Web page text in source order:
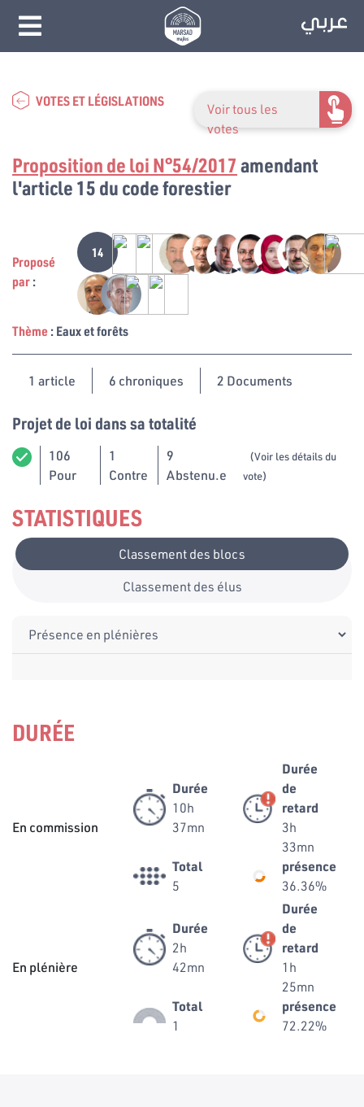
VOTES ET LÉGISLATIONS
Voir tous les
votes
STATISTIQUES
Classement des blocs
Classement des élus
Proposition de loi N°54/2017amendant
l'article 15 du code forestier
Proposé
par:
14
Thème: Eaux et forêts
1 article 6 chroniques 2 Documents
Projet de loi dans sa totalité
106
Pour
1
Contre
9
Abstenu.e
(Voir les détails du
vote)
DURÉE
En commission
Durée
10h
37mn
Durée
de
retard
3h
33mn
Total
5
présence
36.36%
En plénière
Durée
2h
42mn
Durée
de
retard
1h
25mn
Total
1
présence
72.22%